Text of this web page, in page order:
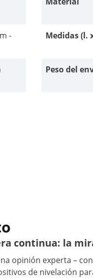
-
Medidas (l.
Peso del
continua: la
opinión experta –
de nivelación